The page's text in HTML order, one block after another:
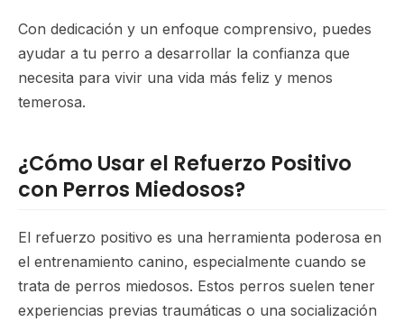
Con dedicación y un enfoque comprensivo, puedes
ayudar a tu perro a desarrollar la confianza que
necesita para vivir una vida más feliz y menos
temerosa.
¿Cómo Usar el Refuerzo Positivo
con Perros Miedosos?
El refuerzo positivo es una herramienta poderosa en
el entrenamiento canino, especialmente cuando se
trata de perros miedosos. Estos perros suelen tener
experiencias previas traumáticas o una socialización